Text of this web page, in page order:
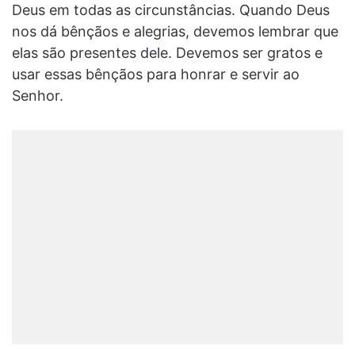
Deus em todas as circunstâncias. Quando Deus
nos dá bênçãos e alegrias, devemos lembrar que
elas são presentes dele. Devemos ser gratos e
usar essas bênçãos para honrar e servir ao
Senhor.